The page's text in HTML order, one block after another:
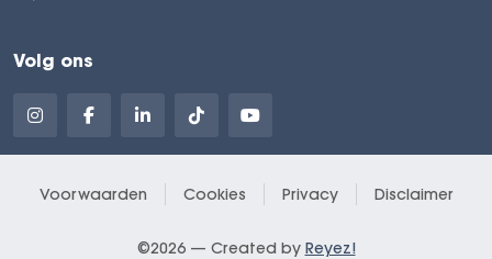
Volg ons
Voorwaarden Cookies Privacy Disclaimer
©2026 — Created by Reyez!